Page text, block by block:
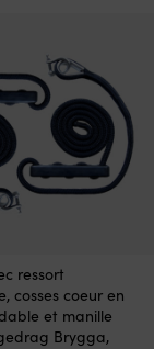
ressort
cosses coeur en
et manille
Brygga,